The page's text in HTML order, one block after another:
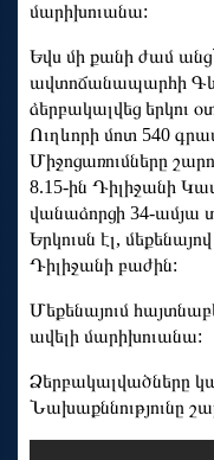
մարիխուանա:
Եվս մի քանի ժամ
ավտոճանապարհի
ձերբակալվեց երկու
Ուղևորի մոտ 540
Միջոցառումները
8.15-ին Դիլիջանի
վանաձորցի 34-ամյա
Երկուսն էլ,
Դիլիջանի բաժին:
Մեքենայում
ավելի մարիխուանա:
Ձերբակալվածները
Նախաքննությունը